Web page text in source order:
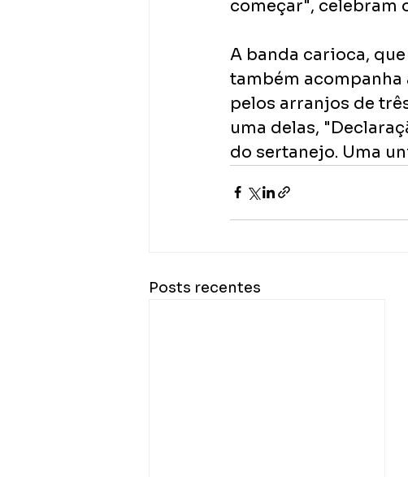
começar​", celebram
A banda carioca,
também
pelos arranjos de
uma delas,
do sertanejo. Uma
Posts recentes